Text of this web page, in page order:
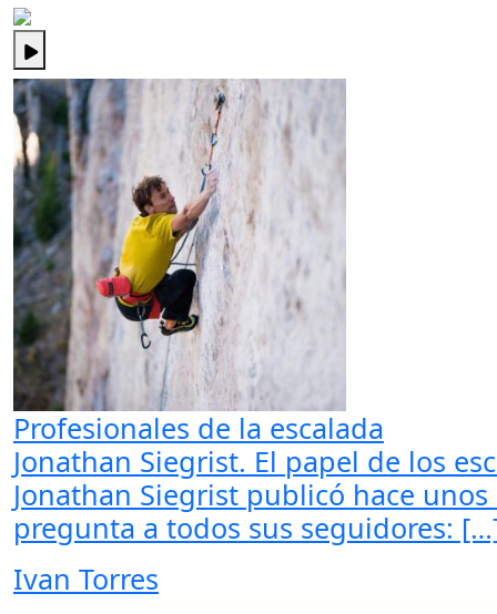
Profesionales de la escalada
Jonathan Siegrist. El papel de los
Jonathan Siegrist publicó hace
pregunta a todos sus seguidores:
Ivan Torres